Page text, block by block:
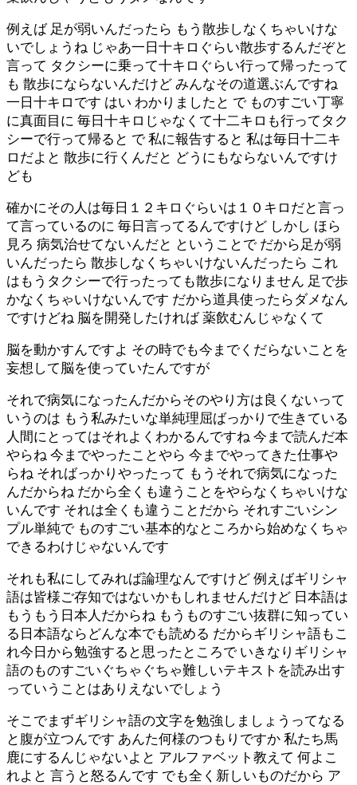
例えば 足が弱いんだったら もう散歩しなくちゃいけな
いでしょうね じゃあ一日十キロぐらい散歩するんだぞと
言って タクシーに乗って十キロぐらい行って帰ったって
も 散歩にならないんだけど みんなその道選ぶんですね
一日十キロです はい わかりましたと で ものすごい丁寧
に真面目に 毎日十キロじゃなくて十二キロも行ってタク
シーで行って帰ると で 私に報告すると 私は毎日十二キ
ロだよと 散歩に行くんだと どうにもならないんですけ
ども
確かにその人は毎日１２キロぐらいは１０キロだと言っ
て言っているのに 毎日言ってるんですけど しかし ほら
見ろ 病気治せてないんだと ということで だから足が弱
いんだったら 散歩しなくちゃいけないんだったら これ
はもうタクシーで行ったっても散歩になりません 足で歩
かなくちゃいけないんです だから道具使ったらダメなん
ですけどね 脳を開発したければ 薬飲むんじゃなくて
脳を動かすんですよ その時でも今までくだらないことを
妄想して脳を使っていたんですが
それで病気になったんだからそのやり方は良くないって
いうのは もう私みたいな単純理屈ばっかりで生きている
人間にとってはそれよくわかるんですね 今まで読んだ本
やらね 今までやったことやら 今までやってきた仕事や
らね そればっかりやったって もうそれで病気になった
んだからね だから全くも違うことをやらなくちゃいけな
いんです それは全くも違うことだから それすごいシン
プル単純で ものすごい基本的なところから始めなくちゃ
できるわけじゃないんです
それも私にしてみれば論理なんですけど 例えばギリシャ
語は皆様ご存知ではないかもしれませんだけど 日本語は
もうもう日本人だからね もうものすごい抜群に知ってい
る日本語ならどんな本でも読める だからギリシャ語もこ
れ今日から勉強すると思ったところで いきなりギリシャ
語のものすごいぐちゃぐちゃ難しいテキストを読み出す
っていうことはありえないでしょう
そこでまずギリシャ語の文字を勉強しましょうってなる
と腹が立つんです あんた何様のつもりですか 私たち馬
鹿にするんじゃないよと アルファベット教えて 何よこ
れよと 言うと怒るんです でも全く新しいものだから ア